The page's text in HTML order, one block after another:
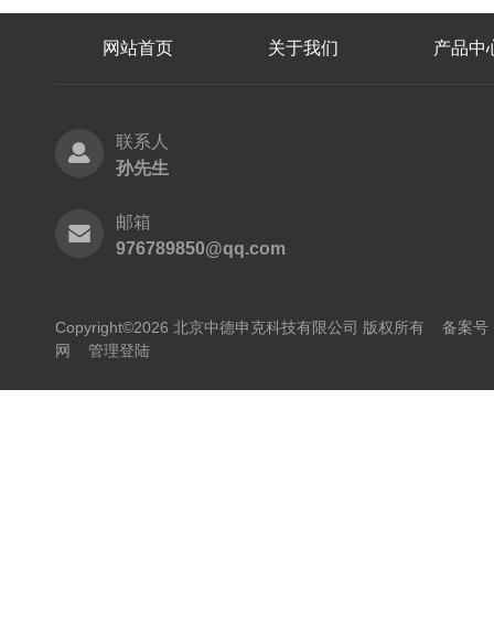
网站首页 关于我们 产品中
联系人
孙先生
邮箱
976789850@qq.com
Copyright©2026 北京中德申克科技有限公司 版权所有 备案号
网
管理登陆